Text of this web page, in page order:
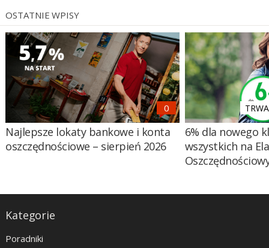
OSTATNIE WPISY
Najlepsze lokaty bankowe i konta
oszczędnościowe – sierpień 2026
6% dla nowego
wszystkich na
Kategorie
Poradniki